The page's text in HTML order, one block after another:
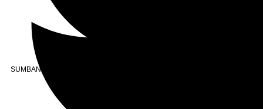
Jalan Puteri 7, Bandar Tasik Puteri
48020 Rawang, Selangor
Malaysia
SUMBANGAN
Akaun Operasi Surau
BANK RAKYAT | 1101533950